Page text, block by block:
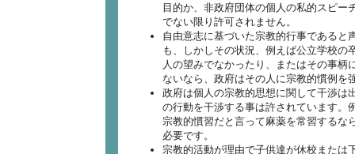
目的か、非政府団体の個人の私的スピー
でない限り許可されません。
自由意志に基づいた宗教的行事であると
も、しかしその状況、例えば公立学校の
人の望みでなかったり、またはその事柄
ないなら、政府はその人に宗教的慣例を
政府は個人の宗教的思想に関して干渉は
の行動を干渉する事は許されています。
宗教的慣習だと言って麻薬を常習するな
必要です。
宗教的活動が理由で子供達が休校または